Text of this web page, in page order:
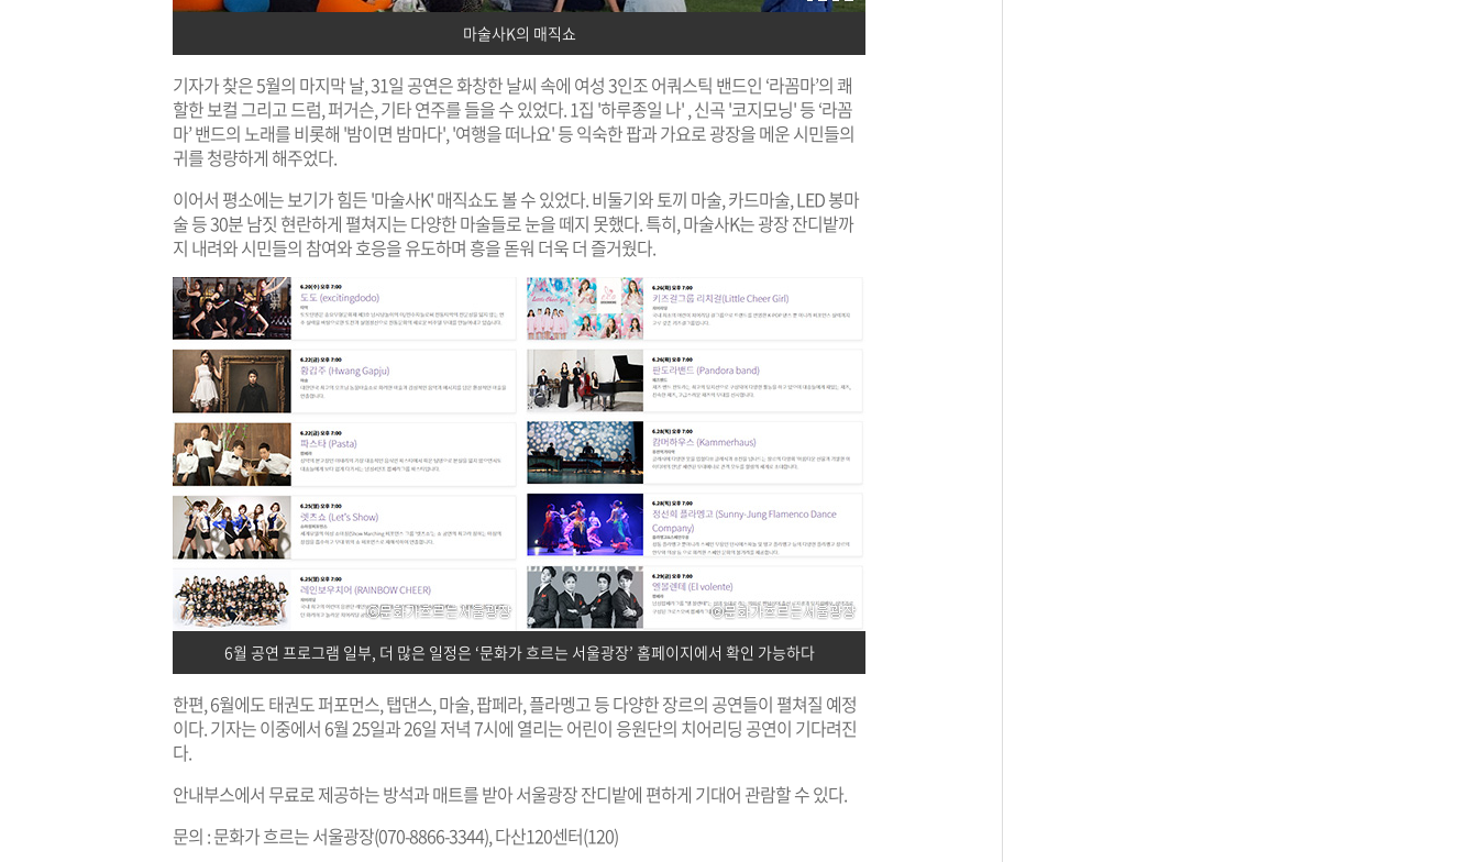
마술사K의 매직쇼
기자가 찾은 5월의 마지막 날, 31일 공연은 화창한 날씨 속에 여성 3인조 어쿼스틱 밴드인 ‘라꼼마’의 쾌
할한 보컬 그리고 드럼, 퍼거슨, 기타 연주를 들을 수 있었다. 1집 '하루종일 나' , 신곡 '코지모닝' 등 ‘라꼼
마’ 밴드의 노래를 비롯해 '밤이면 밤마다', '여행을 떠나요' 등 익숙한 팝과 가요로 광장을 메운 시민들의
귀를 청량하게 해주었다.
이어서 평소에는 보기가 힘든 '마술사K' 매직쇼도 볼 수 있었다. 비둘기와 토끼 마술, 카드마술, LED 봉마
술 등 30분 남짓 현란하게 펼쳐지는 다양한 마술들로 눈을 떼지 못했다. 특히, 마술사K는 광장 잔디밭까
지 내려와 시민들의 참여와 호응을 유도하며 흥을 돋워 더욱 더 즐거웠다.
6월 공연 프로그램 일부, 더 많은 일정은 ‘문화가 흐르는 서울광장’ 홈페이지에서 확인 가능하다
한편, 6월에도 태권도 퍼포먼스, 탭댄스, 마술, 팝페라, 플라멩고 등 다양한 장르의 공연들이 펼쳐질 예정
이다. 기자는 이중에서 6월 25일과 26일 저녁 7시에 열리는 어린이 응원단의 치어리딩 공연이 기다려진
다.
안내부스에서 무료로 제공하는 방석과 매트를 받아 서울광장 잔디밭에 편하게 기대어 관람할 수 있다.
문의 : 문화가 흐르는 서울광장(070-8866-3344), 다산120센터(120)